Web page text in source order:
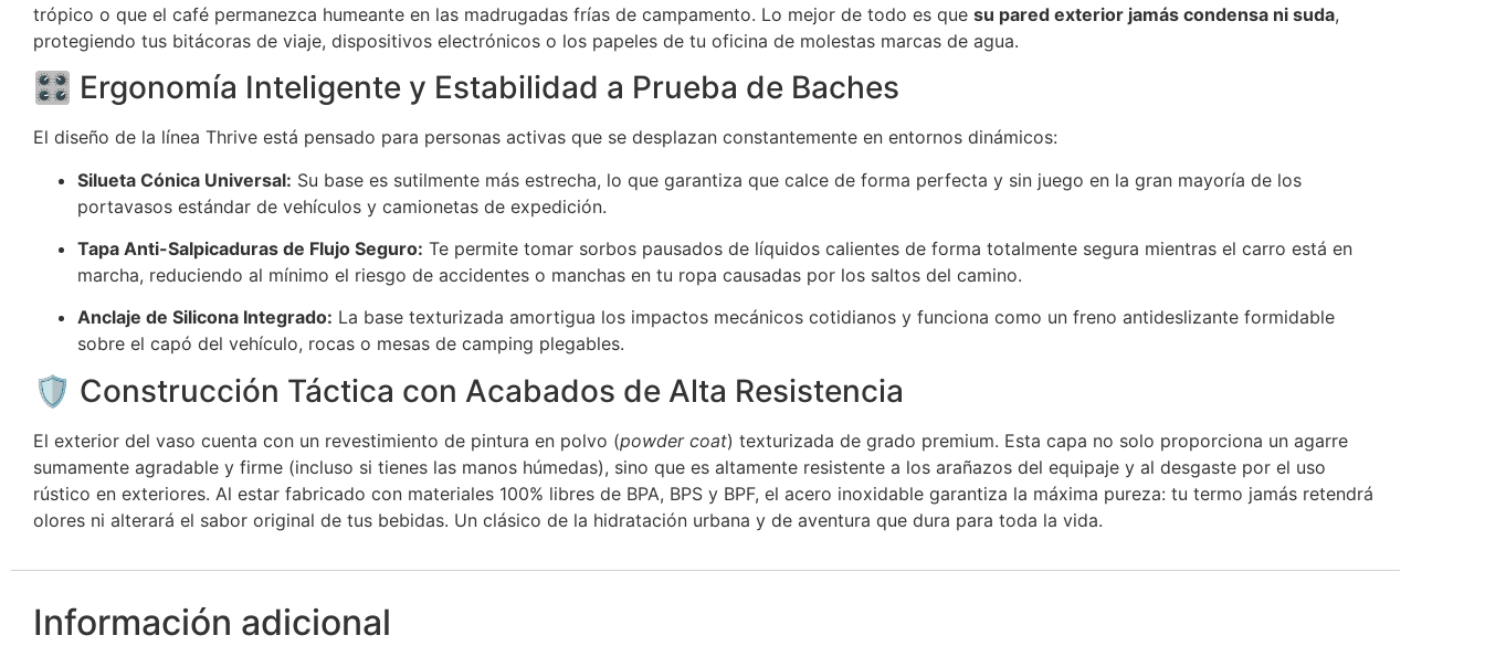
trópico o que el café permanezca humeante en las madrugadas frías de campamento. Lo mejor de todo es que su pared exterior jamás condensa ni suda,
protegiendo tus bitácoras de viaje, dispositivos electrónicos o los papeles de tu oficina de molestas marcas de agua.
🎛️ Ergonomía Inteligente y Estabilidad a Prueba de Baches
El diseño de la línea Thrive está pensado para personas activas que se desplazan constantemente en entornos dinámicos:
Silueta Cónica Universal: Su base es sutilmente más estrecha, lo que garantiza que calce de forma perfecta y sin juego en la gran mayoría de los
portavasos estándar de vehículos y camionetas de expedición.
Tapa Anti-Salpicaduras de Flujo Seguro: Te permite tomar sorbos pausados de líquidos calientes de forma totalmente segura mientras el carro está en
marcha, reduciendo al mínimo el riesgo de accidentes o manchas en tu ropa causadas por los saltos del camino.
Anclaje de Silicona Integrado: La base texturizada amortigua los impactos mecánicos cotidianos y funciona como un freno antideslizante formidable
sobre el capó del vehículo, rocas o mesas de camping plegables.
🛡️ Construcción Táctica con Acabados de Alta Resistencia
El exterior del vaso cuenta con un revestimiento de pintura en polvo (powder coat) texturizada de grado premium. Esta capa no solo proporciona un agarre
sumamente agradable y firme (incluso si tienes las manos húmedas), sino que es altamente resistente a los arañazos del equipaje y al desgaste por el uso
rústico en exteriores. Al estar fabricado con materiales 100% libres de BPA, BPS y BPF, el acero inoxidable garantiza la máxima pureza: tu termo jamás retendrá
olores ni alterará el sabor original de tus bebidas. Un clásico de la hidratación urbana y de aventura que dura para toda la vida.
Información adicional